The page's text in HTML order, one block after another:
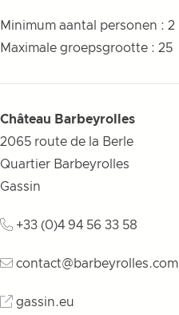
Minimum aantal personen : 2
Maximale groepsgrootte : 25
Château Barbeyrolles
2065 route de la Berle
Quartier Barbeyrolles
Gassin
+33 (0)4 94 56 33 58
contact@barbeyrolles.com
gassin.eu